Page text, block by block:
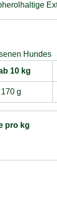
Hundes
10 kg
g
pro kg